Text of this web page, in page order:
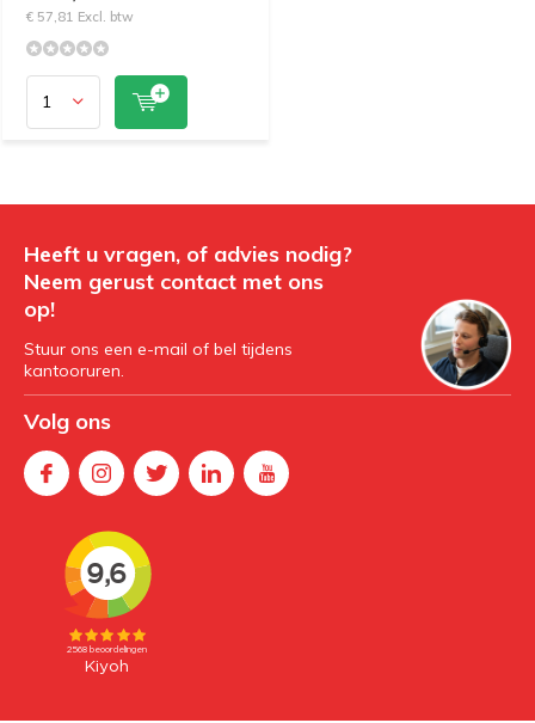
€ 57,81 Excl. btw
Heeft u vragen, of advies nodig?
Neem gerust contact met ons
op!
Stuur ons een e-mail of bel tijdens
kantooruren.
Volg ons